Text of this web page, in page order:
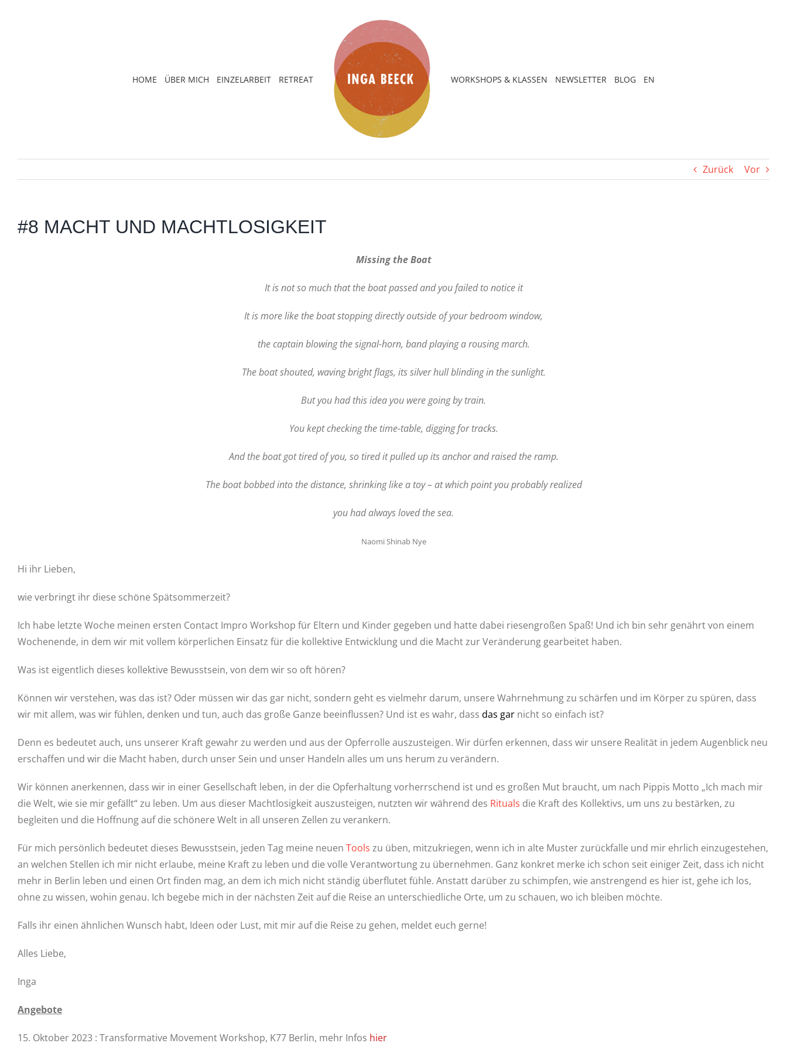
HOME ÜBER MICH EINZELARBEIT RETREAT WORKSHOPS & KLASSEN NEWSLETTER BLOG EN
Zurück Vor
#8 MACHT UND MACHTLOSIGKEIT
Missing the Boat
It is not so much that the boat passed and you failed to notice it
It is more like the boat stopping directly outside of your bedroom window,
the captain blowing the signal-horn, band playing a rousing march.
The boat shouted, waving bright flags, its silver hull blinding in the sunlight.
But you had this idea you were going by train.
You kept checking the time-table, digging for tracks.
And the boat got tired of you, so tired it pulled up its anchor and raised the ramp.
The boat bobbed into the distance, shrinking like a toy – at which point you probably realized
you had always loved the sea.
Naomi Shinab Nye
Hi ihr Lieben,
wie verbringt ihr diese schöne Spätsommerzeit?
Ich habe letzte Woche meinen ersten Contact Impro Workshop für Eltern und Kinder gegeben und hatte dabei riesengroßen Spaß! Und ich bin sehr genährt von einem
Wochenende, in dem wir mit vollem körperlichen Einsatz für die kollektive Entwicklung und die Macht zur Veränderung gearbeitet haben.
Was ist eigentlich dieses kollektive Bewusstsein, von dem wir so oft hören?
Können wir verstehen, was das ist? Oder müssen wir das gar nicht, sondern geht es vielmehr darum, unsere Wahrnehmung zu schärfen und im Körper zu spüren, dass
wir mit allem, was wir fühlen, denken und tun, auch das große Ganze beeinflussen? Und ist es wahr, dass das garnicht so einfach ist?
Denn es bedeutet auch, uns unserer Kraft gewahr zu werden und aus der Opferrolle auszusteigen. Wir dürfen erkennen, dass wir unsere Realität in jedem Augenblick neu
erschaffen und wir die Macht haben, durch unser Sein und unser Handeln alles um uns herum zu verändern.
Wir können anerkennen, dass wir in einer Gesellschaft leben, in der die Opferhaltung vorherrschend ist und es großen Mut braucht, um nach Pippis Motto „Ich mach mir
die Welt, wie sie mir gefällt“ zu leben. Um aus dieser Machtlosigkeit auszusteigen, nutzten wir während des Rituals die Kraft des Kollektivs, um uns zu bestärken, zu
begleiten und die Hoffnung auf die schönere Welt in all unseren Zellen zu verankern.
Für mich persönlich bedeutet dieses Bewusstsein, jeden Tag meine neuen Tools zu üben, mitzukriegen, wenn ich in alte Muster zurückfalle und mir ehrlich einzugestehen,
an welchen Stellen ich mir nicht erlaube, meine Kraft zu leben und die volle Verantwortung zu übernehmen. Ganz konkret merke ich schon seit einiger Zeit, dass ich nicht
mehr in Berlin leben und einen Ort finden mag, an dem ich mich nicht ständig überflutet fühle. Anstatt darüber zu schimpfen, wie anstrengend es hier ist, gehe ich los,
ohne zu wissen, wohin genau. Ich begebe mich in der nächsten Zeit auf die Reise an unterschiedliche Orte, um zu schauen, wo ich bleiben möchte.
Falls ihr einen ähnlichen Wunsch habt, Ideen oder Lust, mit mir auf die Reise zu gehen, meldet euch gerne!
Alles Liebe,
Inga
Angebote
15. Oktober 2023 : Transformative Movement Workshop, K77 Berlin, mehr Infos hier